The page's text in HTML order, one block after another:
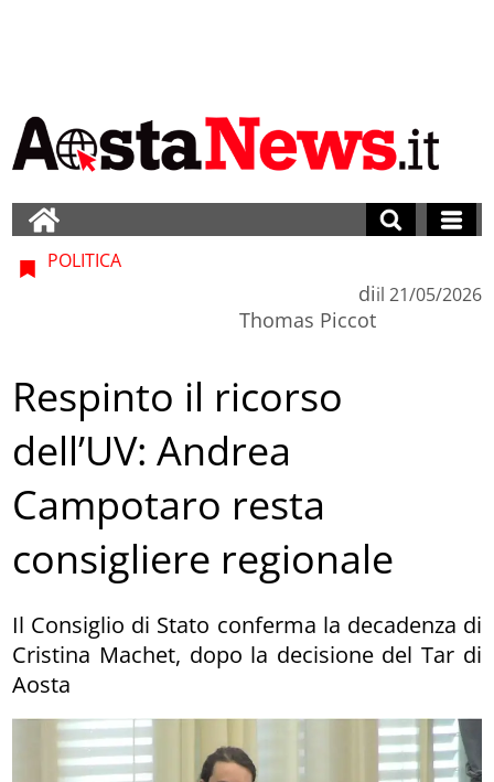
POLITICA
di
Thomas Piccot
il 21/05/2026
Respinto il ricorso
dell’UV: Andrea
Campotaro resta
consigliere regionale
Il Consiglio di Stato conferma la decadenza di
Cristina Machet, dopo la decisione del Tar di
Aosta